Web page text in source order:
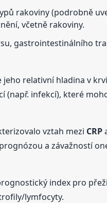
rakoviny (podrobně
včetně rakoviny.
gastrointestinálního
relativní hladina v
(např. infekcí), které
vztah mezi CRP
a závažností
index pro
lymfocyty.